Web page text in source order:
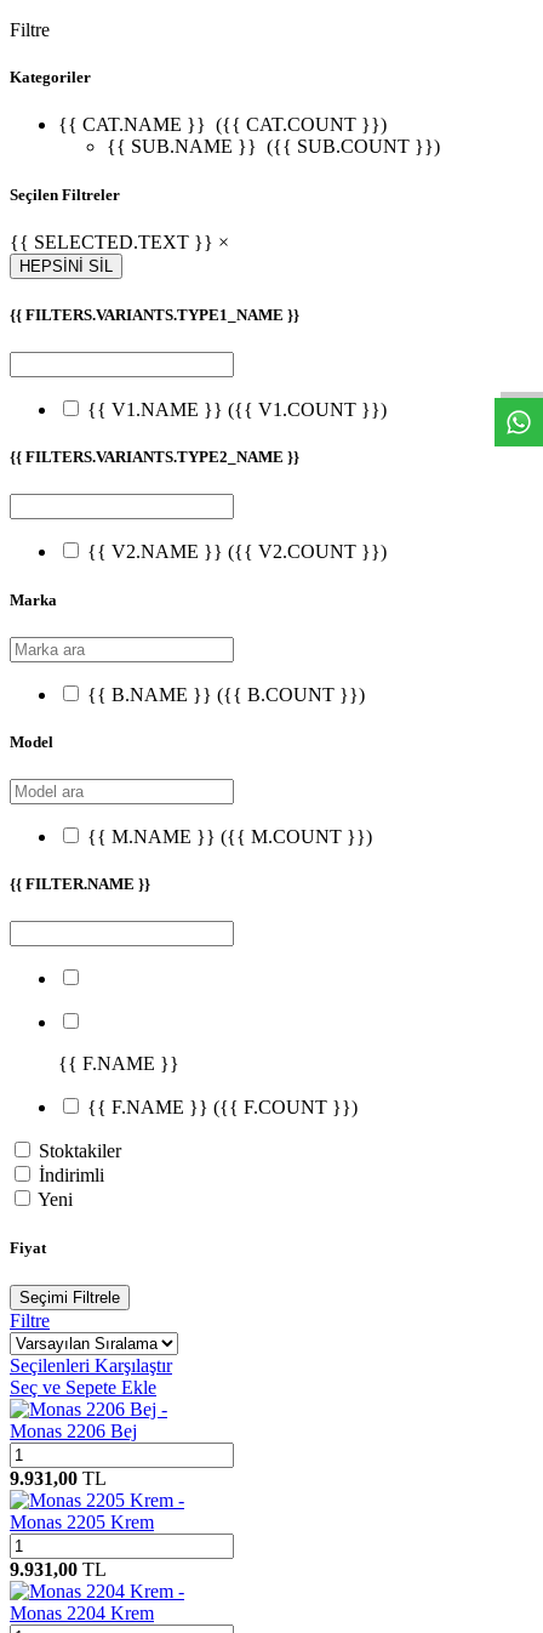
Filtre
Kategoriler
{{ CAT.NAME }} ({{ CAT.COUNT }})
{{ SUB.NAME }} ({{ SUB.COUNT }})
Seçilen Filtreler
{{ SELECTED.TEXT }} ×
HEPSİNİ SİL
{{ FILTERS.VARIANTS.TYPE1_NAME }}
{{ V1.NAME }} ({{ V1.COUNT }})
{{ FILTERS.VARIANTS.TYPE2_NAME }}
{{ V2.NAME }} ({{ V2.COUNT }})
Marka
{{ B.NAME }} ({{ B.COUNT }})
Model
{{ M.NAME }} ({{ M.COUNT }})
{{ FILTER.NAME }}
{{ F.NAME }}
{{ F.NAME }} ({{ F.COUNT }})
Stoktakiler
İndirimli
Yeni
Fiyat
Seçimi Filtrele
Filtre
Seçilenleri Karşılaştır
Seç ve Sepete Ekle
Monas 2206 Bej
9.931,00 TL
Monas 2205 Krem
9.931,00 TL
Monas 2204 Krem